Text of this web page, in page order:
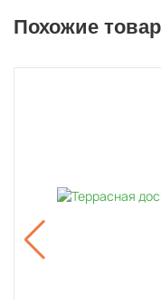
Похожие